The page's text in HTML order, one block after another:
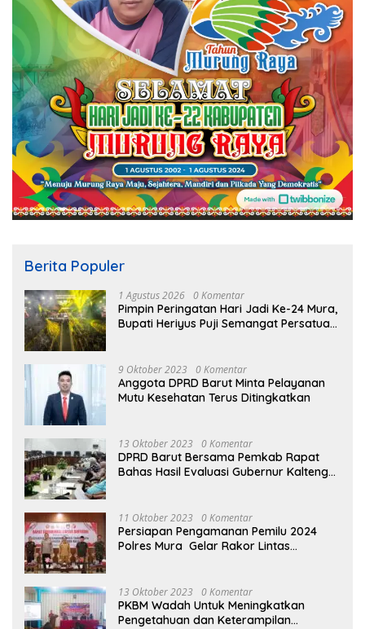
Berita Populer
1 Agustus 2026 0 Komentar
Pimpin Peringatan Hari Jadi Ke-24 Mura,
Bupati Heriyus Puji Semangat Persatuan
9 Oktober 2023 0 Komentar
Anggota DPRD Barut Minta Pelayanan
Mutu Kesehatan Terus Ditingkatkan
13 Oktober 2023 0 Komentar
DPRD Barut Bersama Pemkab Rapat
Bahas Hasil Evaluasi Gubernur Kalteng
11 Oktober 2023 0 Komentar
Persiapan Pengamanan Pemilu 2024
Polres Mura Gelar Rakor Lintas
13 Oktober 2023 0 Komentar
PKBM Wadah Untuk Meningkatkan
Pengetahuan dan Keterampilan